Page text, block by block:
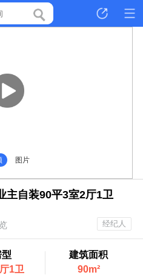
图片
主自装90平3室2厅1卫
经纪人
型
1卫
建筑面积
90m²